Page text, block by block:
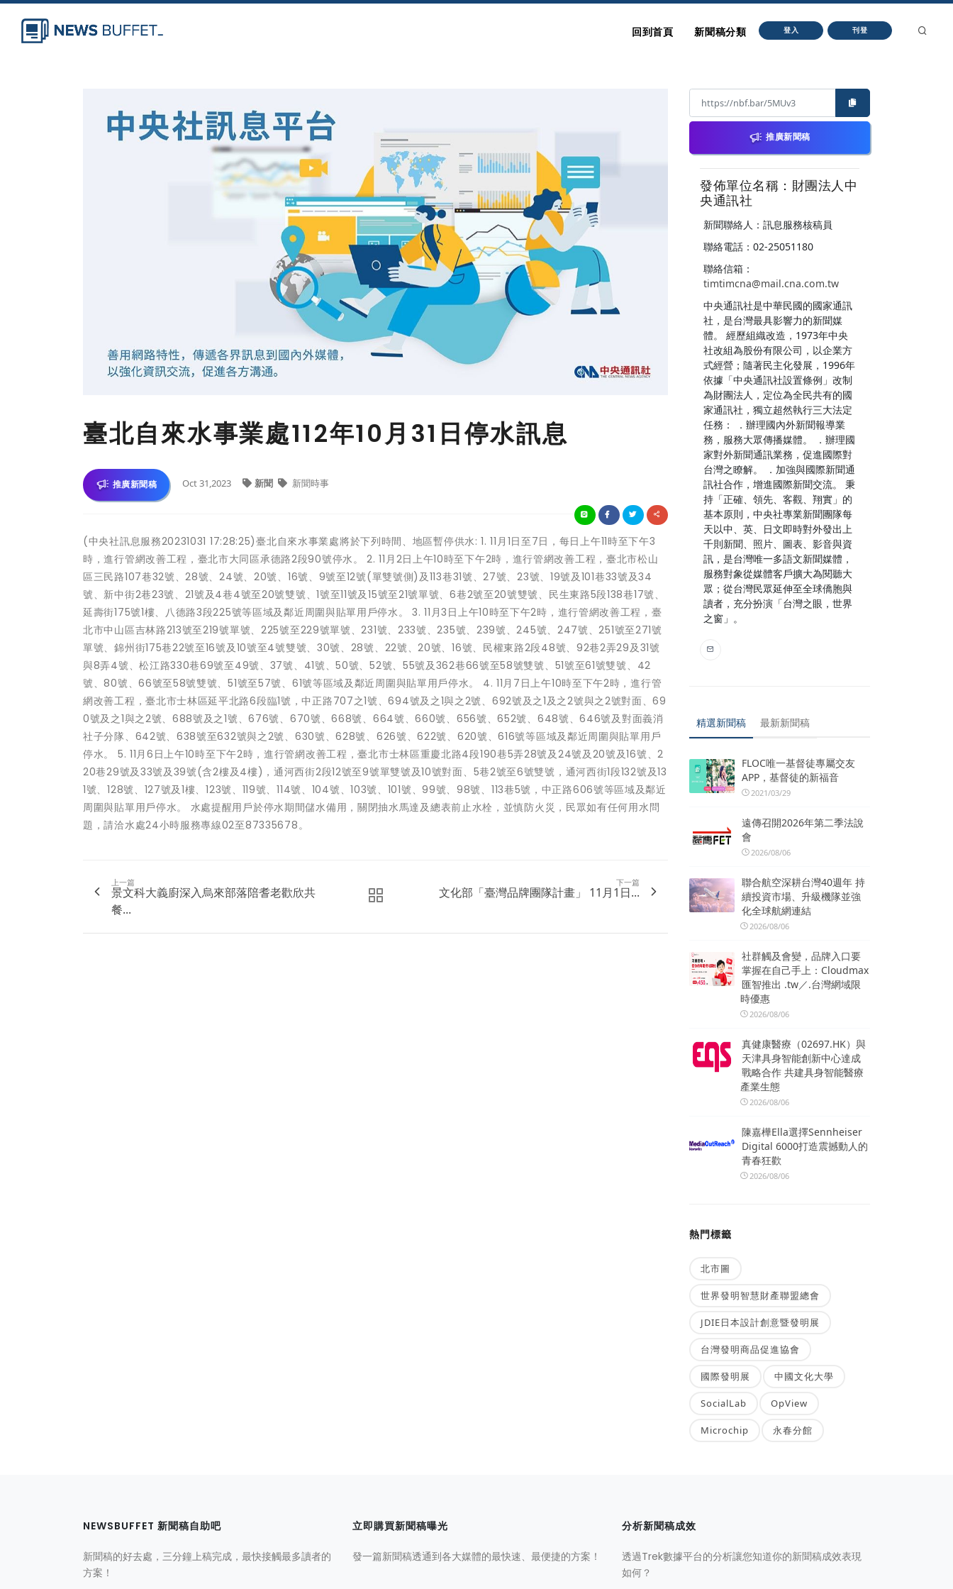
回到首頁 新聞稿分類 登入 刊登
臺北自來水事業處112年10月31日停水訊息
推廣新聞稿 Oct 31,2023 新聞 新聞時事
(中央社訊息服務20231031 17:28:25)臺北自來水事業處將於下列時間、地區暫停供水: 1. 11月1日至7日，每日上午11時至下午3
時，進行管網改善工程，臺北市大同區承德路2段90號停水。 2. 11月2日上午10時至下午2時，進行管網改善工程，臺北市松山
區三民路107巷32號、28號、24號、20號、16號、9號至12號(單雙號側)及113巷31號、27號、23號、19號及101巷33號及34
號、新中街2巷23號、21號及4巷4號至20號雙號、1號至11號及15號至21號單號、6巷2號至20號雙號、民生東路5段138巷17號、
延壽街175號1樓、八德路3段225號等區域及鄰近周圍與貼單用戶停水。 3. 11月3日上午10時至下午2時，進行管網改善工程，臺
北市中山區吉林路213號至219號單號、225號至229號單號、231號、233號、235號、239號、245號、247號、251號至271號
單號、錦州街175巷22號至16號及10號至4號雙號、30號、28號、22號、20號、16號、民權東路2段48號、92巷2弄29及31號
與8弄4號、松江路330巷69號至49號、37號、41號、50號、52號、55號及362巷66號至58號雙號、51號至61號雙號、42
號、80號、66號至58號雙號、51號至57號、61號等區域及鄰近周圍與貼單用戶停水。 4. 11月7日上午10時至下午2時，進行管
網改善工程，臺北市士林區延平北路6段臨1號，中正路707之1號、694號及之1與之2號、692號及之1及之2號與之2號對面、69
0號及之1與之2號、688號及之1號、676號、670號、668號、664號、660號、656號、652號、648號、646號及對面義消
社子分隊、642號、638號至632號與之2號、630號、628號、626號、622號、620號、616號等區域及鄰近周圍與貼單用戶
停水。 5. 11月6日上午10時至下午2時，進行管網改善工程，臺北市士林區重慶北路4段190巷5弄28號及24號及20號及16號、2
20巷29號及33號及39號(含2樓及4樓)，通河西街2段12號至9號單雙號及10號對面、5巷2號至6號雙號，通河西街1段132號及13
1號、128號、127號及1樓、123號、119號、114號、104號、103號、101號、99號、98號、113巷5號，中正路606號等區域及鄰近
周圍與貼單用戶停水。 水處提醒用戶於停水期間儲水備用，關閉抽水馬達及總表前止水栓，並慎防火災，民眾如有任何用水問
題，請洽水處24小時服務專線02至87335678。
上一篇
景文科大義廚深入烏來部落陪耆老歡欣共
餐...
下一篇
文化部「臺灣品牌團隊計畫」 11月1日...
推廣新聞稿
發佈單位名稱：財團法人中
央通訊社
新聞聯絡人：訊息服務核稿員
聯絡電話：02-25051180
聯絡信箱：
timtimcna@mail.cna.com.tw
中央通訊社是中華民國的國家通訊
社，是台灣最具影響力的新聞媒
體。 經歷組織改造，1973年中央
社改組為股份有限公司，以企業方
式經營；隨著民主化發展，1996年
依據「中央通訊社設置條例」改制
為財團法人，定位為全民共有的國
家通訊社，獨立超然執行三大法定
任務： ．辦理國內外新聞報導業
務，服務大眾傳播媒體。 ．辦理國
家對外新聞通訊業務，促進國際對
台灣之瞭解。 ．加強與國際新聞通
訊社合作，增進國際新聞交流。 秉
持「正確、領先、客觀、翔實」的
基本原則，中央社專業新聞團隊每
天以中、英、日文即時對外發出上
千則新聞、照片、圖表、影音與資
訊，是台灣唯一多語文新聞媒體，
服務對象從媒體客戶擴大為閱聽大
眾；從台灣民眾延伸至全球僑胞與
讀者，充分扮演「台灣之眼，世界
之窗」。
精選新聞稿 最新新聞稿
FLOC唯一基督徒專屬交友
APP，基督徒的新福音
2021/03/29
遠傳召開2026年第二季法說
會
2026/08/06
聯合航空深耕台灣40週年 持
續投資市場、升級機隊並強
化全球航網連結
2026/08/06
社群觸及會變，品牌入口要
掌握在自己手上：Cloudmax
匯智推出 .tw／.台灣網域限
時優惠
2026/08/06
真健康醫療（02697.HK）與
天津具身智能創新中心達成
戰略合作 共建具身智能醫療
產業生態
2026/08/06
陳嘉樺Ella選擇Sennheiser
Digital 6000打造震撼動人的
青春狂歡
2026/08/06
熱門標籤
北市圖
世界發明智慧財產聯盟總會
JDIE日本設計創意暨發明展
台灣發明商品促進協會
國際發明展 中國文化大學
SocialLab OpView
Microchip 永春分館
NEWSBUFFET 新聞稿自助吧
新聞稿的好去處，三分鐘上稿完成，最快接觸最多讀者的
方案！
立即購買新聞稿曝光
發一篇新聞稿透通到各大媒體的最快速、最便捷的方案！
分析新聞稿成效
透過Trek數據平台的分析讓您知道你的新聞稿成效表現
如何？